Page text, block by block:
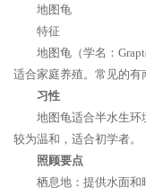
地图龟
特征
地图龟（学名：
适合家庭养殖。常见的有
习性
地图龟适合半水生环
较为温和，适合初学者。
照顾要点
栖息地：提供水面和